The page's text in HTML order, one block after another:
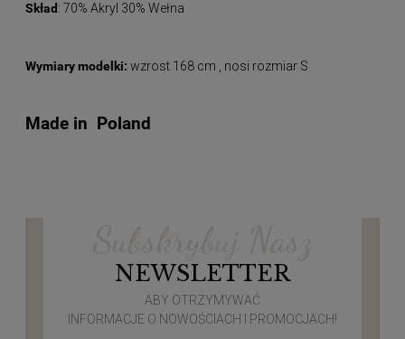
Skład : 70% Akryl 30% Wełna
Wymiary modelki: wzrost 168 cm , nosi rozmiar S
Made in Poland
Subskrybuj Nasz
NEWSLETTER
ABY OTRZYMYWAĆ
INFORMACJE O NOWOŚCIACH I PROMOCJACH!